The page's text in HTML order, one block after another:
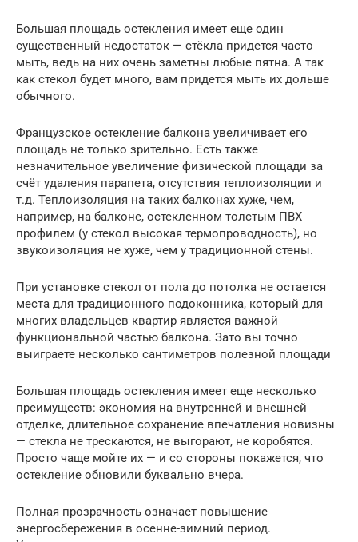
Большая площадь остекления имеет еще один
существенный недостаток — стёкла придется часто
мыть, ведь на них очень заметны любые пятна. А так
как стекол будет много, вам придется мыть их дольше
обычного.
Французское остекление балкона увеличивает его
площадь не только зрительно. Есть также
незначительное увеличение физической площади за
счёт удаления парапета, отсутствия теплоизоляции и
т.д. Теплоизоляция на таких балконах хуже, чем,
например, на балконе, остекленном толстым ПВХ
профилем (у стекол высокая термопроводность), но
звукоизоляция не хуже, чем у традиционной стены.
При установке стекол от пола до потолка не остается
места для традиционного подоконника, который для
многих владельцев квартир является важной
функциональной частью балкона. Зато вы точно
выиграете несколько сантиметров полезной площади
Большая площадь остекления имеет еще несколько
преимуществ: экономия на внутренней и внешней
отделке, длительное сохранение впечатления новизны
— стекла не трескаются, не выгорают, не коробятся.
Просто чаще мойте их — и со стороны покажется, что
остекление обновили буквально вчера.
Полная прозрачность означает повышение
энергосбережения в осенне-зимний период.